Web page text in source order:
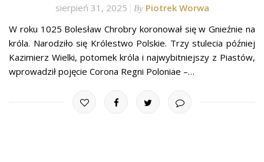
sierpień 31, 2025 By Piotrek Worwa
W roku 1025 Bolesław Chrobry koronował się w Gnieźnie na
króla. Narodziło się Królestwo Polskie. Trzy stulecia później
Kazimierz Wielki, potomek króla i najwybitniejszy z Piastów,
wprowadził pojęcie Corona Regni Poloniae –…